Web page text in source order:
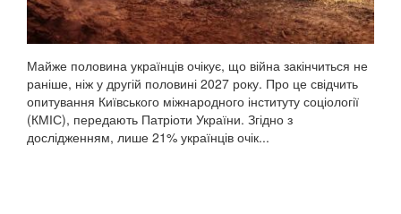
Майже половина українців очікує, що війна закінчиться не
раніше, ніж у другій половині 2027 року. Про це свідчить
опитування Київського міжнародного інституту соціології
(КМІС), передають Патріоти України. Згідно з
дослідженням, лише 21% українців очік...